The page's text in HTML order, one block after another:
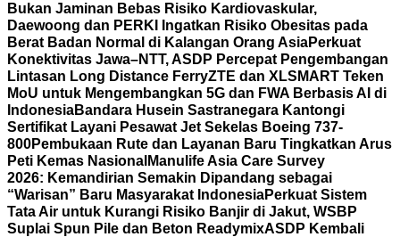
Bukan Jaminan Bebas Risiko Kardiovaskular,
Daewoong dan PERKI Ingatkan Risiko Obesitas pada
Berat Badan Normal di Kalangan Orang AsiaPerkuat
Konektivitas Jawa–NTT, ASDP Percepat Pengembangan
Lintasan Long Distance FerryZTE dan XLSMART Teken
MoU untuk Mengembangkan 5G dan FWA Berbasis AI di
IndonesiaBandara Husein Sastranegara Kantongi
Sertifikat Layani Pesawat Jet Sekelas Boeing 737-
800Pembukaan Rute dan Layanan Baru Tingkatkan Arus
Peti Kemas Nasional Manulife Asia Care Survey
2026: Kemandirian Semakin Dipandang sebagai
“Warisan” Baru Masyarakat IndonesiaPerkuat Sistem
Tata Air untuk Kurangi Risiko Banjir di Jakut, WSBP
Suplai Spun Pile dan Beton ReadymixASDP Kembali